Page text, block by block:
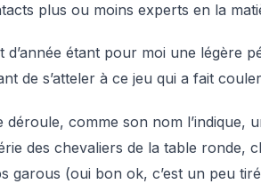
plus ou moins experts en la
d’année étant pour moi une légère
de s’atteler à ce jeu qui a fait
déroule, comme son nom l’indique,
des chevaliers de la table ronde,
garous (oui bon ok, c’est un peu